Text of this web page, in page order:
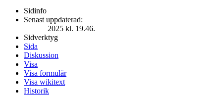
Sidinfo
Senast uppdaterad:
2025 kl. 19.46.
Sidverktyg
Sida
Diskussion
Visa
Visa formulär
Visa wikitext
Historik